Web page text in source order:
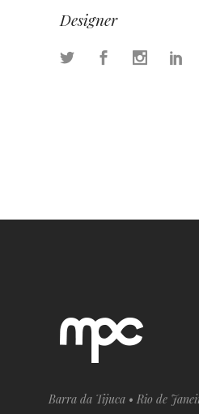
Designer
Barra da Tijuca • Rio de